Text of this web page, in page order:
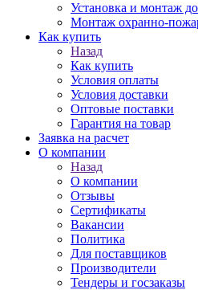
Установка и монтаж
Монтаж охранно-
Как купить
Назад
Как купить
Условия оплаты
Условия доставки
Оптовые поставки
Гарантия на товар
Заявка на расчет
О компании
Назад
О компании
Отзывы
Сертификаты
Вакансии
Политика
Для поставщиков
Производители
Тендеры и госзаказы